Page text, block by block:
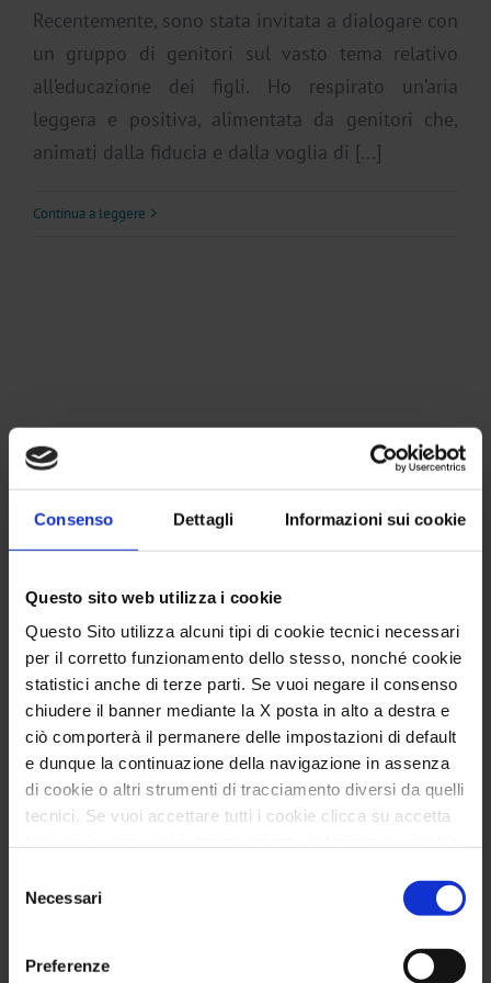
Consenso Dettagli Informazioni sui cookie
Questo sito web utilizza i cookie
Questo Sito utilizza alcuni tipi di cookie tecnici necessari
per il corretto funzionamento dello stesso, nonché cookie
statistici anche di terze parti. Se vuoi negare il consenso
chiudere il banner mediante la X posta in alto a destra e
ciò comporterà il permanere delle impostazioni di default
e dunque la continuazione della navigazione in assenza
di cookie o altri strumenti di tracciamento diversi da quelli
tecnici. Se vuoi accettare tutti i cookie clicca su accetta
più consulta la
delNecessari
Preferenze
Recentemente, sono stata invitata a dialogare con
un gruppo di genitori sul vasto tema relativo
all’educazione dei figli. Ho respirato un’aria
leggera e positiva, alimentata da genitori che,
animati dalla fiducia e dalla voglia di [...]
Continua a leggere
CHI SONO
Sono psicologa psicoterapeuta
psicoanalitica dell’età evolutiva. Lavoro per
aiutare le persone a individuare un
ritrovare equilibrio mentale, emotivo, sociale